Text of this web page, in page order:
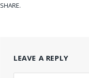
SHARE.
LEAVE A REPLY